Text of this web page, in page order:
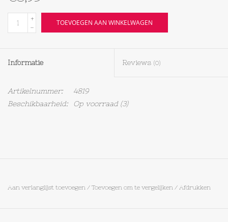
Textiel
Olieflessen
+
-
TOEVOEGEN AAN WINKELWAGEN
Informatie Reviews (0)
Artikelnummer:
4819
Beschikbaarheid:
Op voorraad(3)
Aan verlanglijst toevoegen / Toevoegen om te vergelijken / Afdrukken